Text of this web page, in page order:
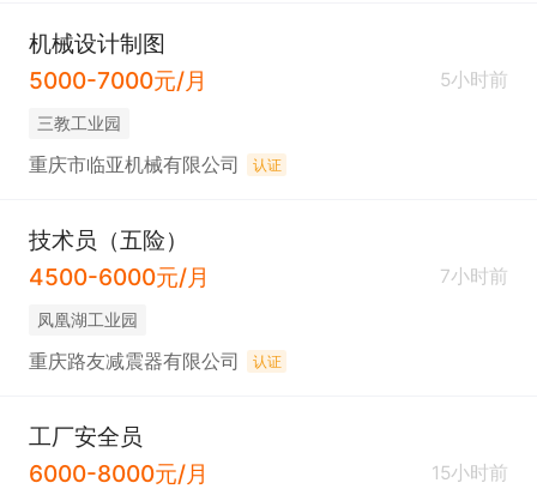
机械设计制图
5000-7000元/月
5小时前
三教工业园
重庆市临亚机械有限公司 认证
技术员（五险）
4500-6000元/月
7小时前
凤凰湖工业园
重庆路友减震器有限公司 认证
工厂安全员
6000-8000元/月
15小时前